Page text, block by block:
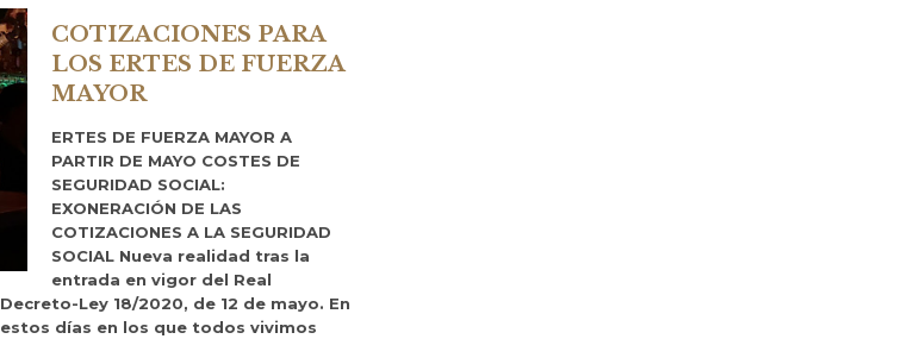
COTIZACIONES PARA
LOS ERTES DE FUERZA
MAYOR
ERTES DE FUERZA MAYOR A
PARTIR DE MAYO COSTES DE
SEGURIDAD SOCIAL:
EXONERACIÓN DE LAS
COTIZACIONES A LA SEGURIDAD
SOCIAL Nueva realidad tras la
entrada en vigor del Real
Decreto-Ley 18/2020, de 12 de mayo. En
estos días en los que todos vivimos